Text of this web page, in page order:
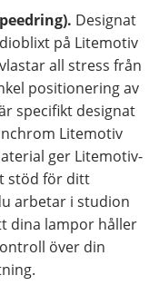
Designat
på Litemotiv
all stress från
positionering av
specifikt designat
Litemotiv
ger Litemotiv-
stöd för ditt
arbetar i studion
dina lampor håller
över din